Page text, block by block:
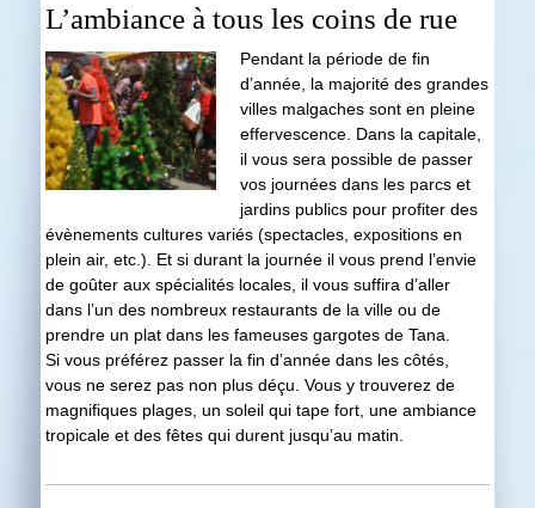
L’ambiance à tous les coins de rue
Pendant la période de fin
d’année, la majorité des grandes
villes malgaches sont en pleine
effervescence. Dans la capitale,
il vous sera possible de passer
vos journées dans les parcs et
jardins publics pour profiter des
évènements cultures variés (spectacles, expositions en
plein air, etc.). Et si durant la journée il vous prend l’envie
de goûter aux spécialités locales, il vous suffira d’aller
dans l’un des nombreux restaurants de la ville ou de
prendre un plat dans les fameuses gargotes de Tana.
Si vous préférez passer la fin d’année dans les côtés,
vous ne serez pas non plus déçu. Vous y trouverez de
magnifiques plages, un soleil qui tape fort, une ambiance
tropicale et des fêtes qui durent jusqu’au matin.